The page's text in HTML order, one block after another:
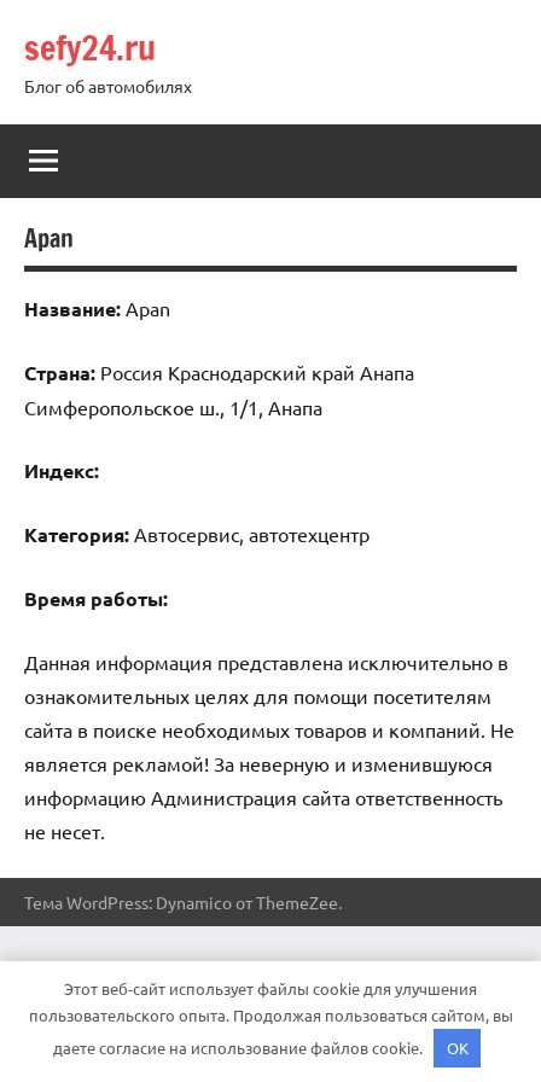
содержимому
sefy24.ru
Блог об автомобилях
Apan
Название: Apan
Страна: Россия Краснодарский край Анапа
Симферопольское ш., 1/1, Анапа
Индекс:
Категория: Автосервис, автотехцентр
Время работы:
Данная информация представлена исключительно в
ознакомительных целях для помощи посетителям
сайта в поиске необходимых товаров и компаний. Не
является рекламой! За неверную и изменившуюся
информацию Администрация сайта ответственность
не несет.
Тема WordPress: Dynamico от ThemeZee.
Этот веб-сайт использует файлы cookie для улучшения
пользовательского опыта. Продолжая пользоваться сайтом, вы
даете согласие на использование файлов cookie.
OK